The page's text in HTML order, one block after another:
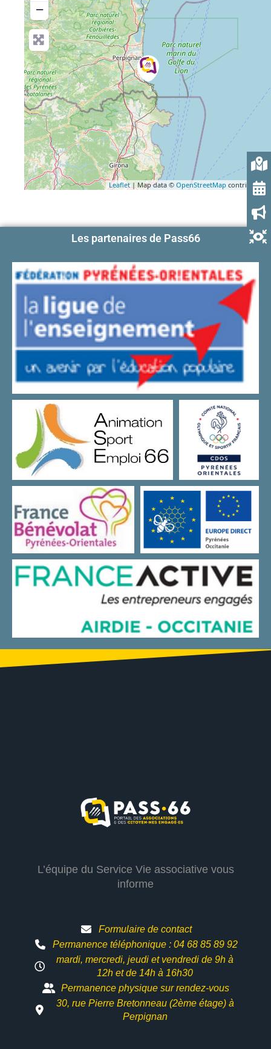
−
Leaflet| Map data © OpenStreetMap contributors
Les partenaires de Pass66
L’équipe du Service Vie associative vous
informe
Formulaire de contact
Permanence téléphonique : 04 68 85 89 92
mardi, mercredi, jeudi et vendredi de 9h à
12h etde 14h à 16h30
Permanence physique sur rendez-vous
30, rue Pierre Bretonneau (2ème étage) à
Perpignan